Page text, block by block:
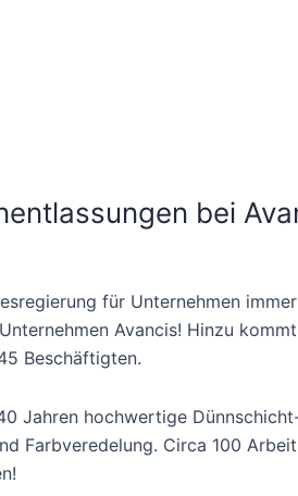
bei
für Unternehmen
Avancis! Hinzu
Beschäftigten.
Jahren hochwertige
Farbveredelung. Circa 100